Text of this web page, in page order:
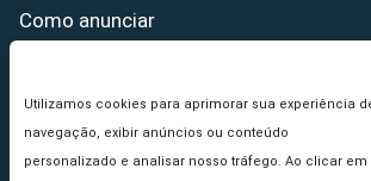
Utilizamos cookies para aprimorar sua experiência
navegação, exibir anúncios ou conteúdo
personalizado e analisar nosso tráfego. Ao clicar em
Como anunciar
Princípios Editoriais